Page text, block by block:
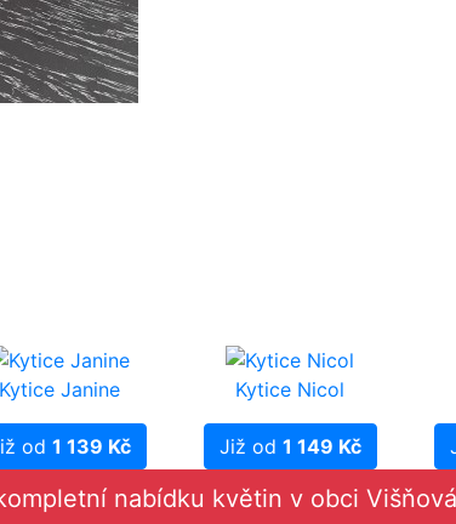
Kytice Janine
od 1 139 Kč
Kytice Nicol
Již od 1 149 Kč
nabídku květin v obci Višňová